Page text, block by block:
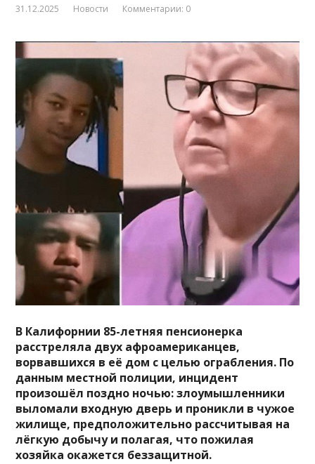
31.12.2025 Новости Комментарии: 0
В Калифорнии 85-летняя пенсионерка
расстреляла двух афроамериканцев,
ворвавшихся в её дом с целью ограбления. По
данным местной полиции, инцидент
произошёл поздно ночью: злоумышленники
выломали входную дверь и проникли в чужое
жилище, предположительно рассчитывая на
лёгкую добычу и полагая, что пожилая
хозяйка окажется беззащитной.